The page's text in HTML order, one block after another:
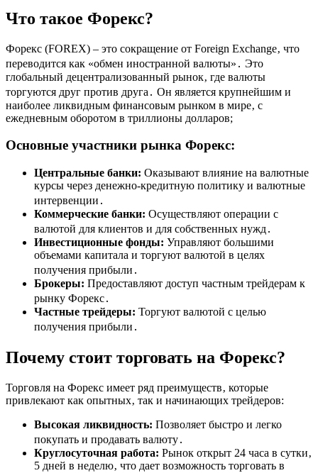
Что такое Форекс?
Форекс (FOREX) – это сокращение от Foreign Exchange‚ что
переводится как «обмен иностранной валюты»․ Это
глобальный децентрализованный рынок‚ где валюты
торгуются друг против друга․ Он является крупнейшим и
наиболее ликвидным финансовым рынком в мире‚ с
ежедневным оборотом в триллионы долларов;
Основные участники рынка Форекс:
Центральные банки: Оказывают влияние на валютные
курсы через денежно-кредитную политику и валютные
интервенции․
Коммерческие банки: Осуществляют операции с
валютой для клиентов и для собственных нужд․
Инвестиционные фонды: Управляют большими
объемами капитала и торгуют валютой в целях
получения прибыли․
Брокеры: Предоставляют доступ частным трейдерам к
рынку Форекс․
Частные трейдеры: Торгуют валютой с целью
получения прибыли․
Почему стоит торговать на Форекс?
Торговля на Форекс имеет ряд преимуществ‚ которые
привлекают как опытных‚ так и начинающих трейдеров:
Высокая ликвидность: Позволяет быстро и легко
покупать и продавать валюту․
Круглосуточная работа: Рынок открыт 24 часа в сутки‚
5 дней в неделю‚ что дает возможность торговать в